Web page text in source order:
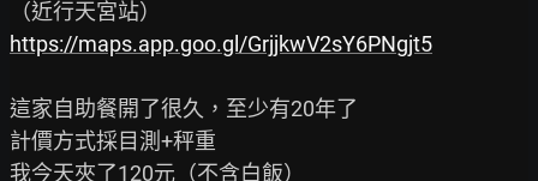
https://maps.app.goo.gl/GrjjkwV2sY6PNgjt5
這家自助餐開了很久，至少有20年了
計價方式採目測+秤重
我今天夾了120元（不含白飯）